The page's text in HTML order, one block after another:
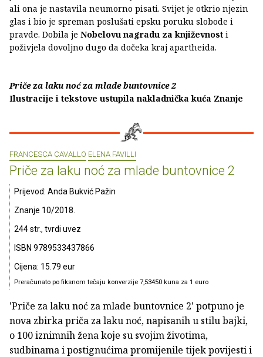
ali ona je nastavila neumorno pisati. Svijet je otkrio njezin
glas i bio je spreman poslušati epsku poruku slobode i
pravde. Dobila je Nobelovu nagradu za književnost i
poživjela dovoljno dugo da dočeka kraj apartheida.
Priče za laku noć za mlade buntovnice 2
Ilustracije i tekstove ustupila nakladnička kuća Znanje
FRANCESCA CAVALLO ELENA FAVILLI
Priče za laku noć za mlade buntovnice 2
Prijevod: Anda Bukvić Pažin
Znanje 10/2018.
244 str., tvrdi uvez
ISBN 9789533437866
Cijena: 15.79 eur
Preračunato po fiksnom tečaju konverzije 7,53450 kuna za 1 euro
'Priče za laku noć za mlade buntovnice 2' potpuno je
nova zbirka priča za laku noć, napisanih u stilu bajki,
o 100 iznimnih žena koje su svojim životima,
sudbinama i postignućima promijenile tijek povijesti i